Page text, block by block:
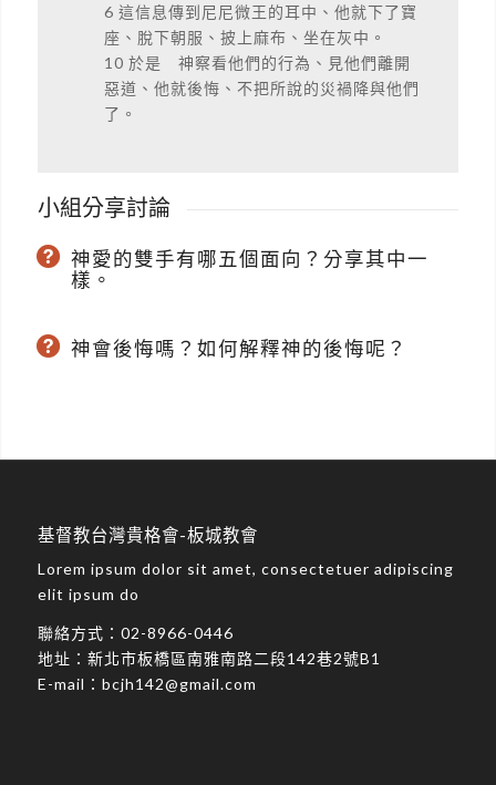
6 這信息傳到尼尼微王的耳中、他就下了寶
座、脫下朝服、披上麻布、坐在灰中。
10 於是 神察看他們的行為、見他們離開
惡道、他就後悔、不把所說的災禍降與他們
了。
小組分享討論
神愛的雙手有哪五個面向？分享其中一
樣。
神會後悔嗎？如何解釋神的後悔呢？
基督教台灣貴格會-板城教會
Lorem ipsum dolor sit amet, consectetuer adipiscing
elit ipsum do
聯絡方式： 02-8966-0446
地址： 新北市板橋區南雅南路二段142巷2號B1
E-mail： bcjh142@gmail.com